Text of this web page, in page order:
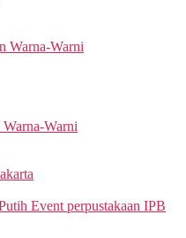
Warna-Warni
Warni
Event perpustakaan IPB